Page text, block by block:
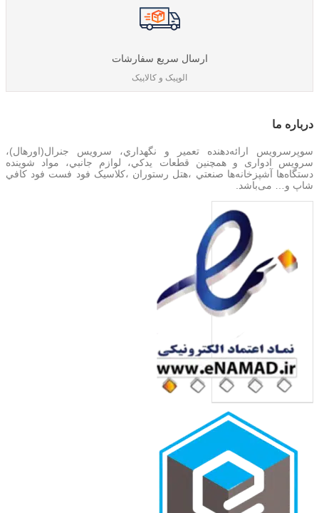
ارسال سریع سفارشات
الوپیک و کالاپیک
درباره‌ ما
سوپرسرویس ارائه‌دهنده تعمير و نگهداري، سرویس جنرال(اورهال)،
سرویس‌ ادواری و همچنین قطعات يدکي، لوازم جانبي، مواد شوینده
دستگاه‌ها آشپزخانه‌ها صنعتي ،هتل رستوران ،کلاسیک فود فست فود کافي
شاپ و… می‌باشد.